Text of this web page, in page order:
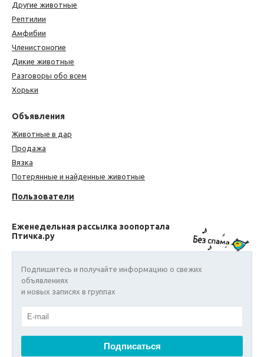
Другие животные
Рептилии
Амфибии
Членистоногие
Дикие животные
Разговоры обо всем
Хорьки
Объявления
Животные в дар
Продажа
Вязка
Потерянные и найденные животные
Пользователи
Еженедельная рассылка зоопортала
Птичка.ру
Подпишитесь и получайте информацию о свежих
объявлениях
и новых записях в группах